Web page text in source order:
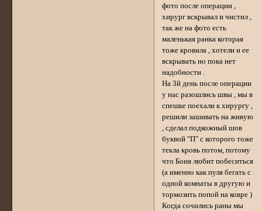
фото после операции ,
хирург вскрывал и чистил ,
так же на фото есть
маленькая ранка которая
тоже кровила , хотели и ее
вскрывать но пока нет
надобности .
На 3й день после операции
у нас разошлись швы , мы в
спешке поехали к хирургу ,
решили зашивать на живую
, сделал подкожный шов
буквой "П" с которого тоже
текла кровь потом, потому
что Боня любит побеситься
(а именно как пуля бегать с
одной комнаты в другую и
тормозить попой на ковре )
Когда сочились раны мы